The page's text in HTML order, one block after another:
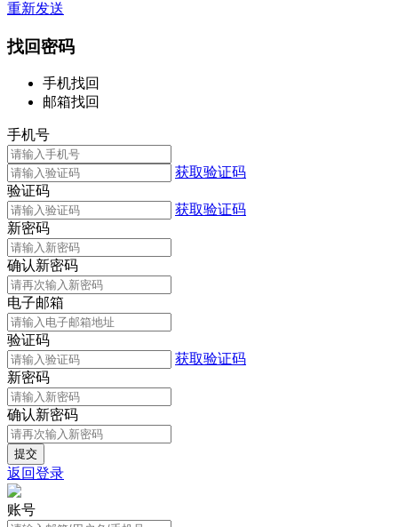
重新发送
找回密码
手机找回
邮箱找回
手机号
获取验证码
验证码
获取验证码
新密码
确认新密码
电子邮箱
验证码
获取验证码
新密码
确认新密码
返回登录
账号